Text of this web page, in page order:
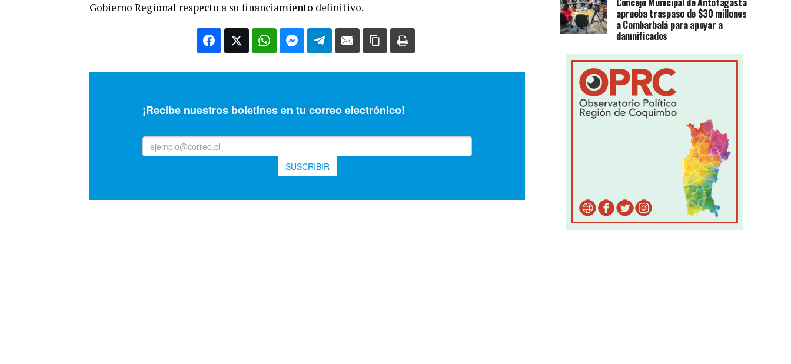
Gobierno Regional respecto a su financiamiento definitivo.
aprueba traspaso de $30 millones
a Combarbalá para apoyar a
damnificados